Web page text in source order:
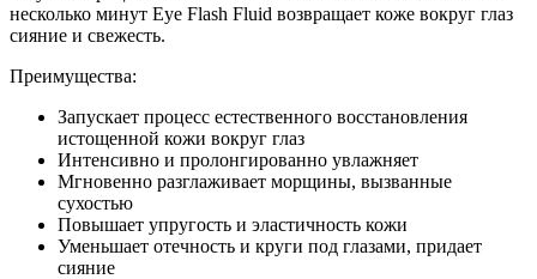
несколько минут Eye Flash Fluid возвращает коже вокруг глаз
сияние и свежесть.
Преимущества:
Запускает процесс естественного восстановления
истощенной кожи вокруг глаз
Интенсивно и пролонгированно увлажняет
Мгновенно разглаживает морщины, вызванные
сухостью
Повышает упругость и эластичность кожи
Уменьшает отечность и круги под глазами, придает
сияние